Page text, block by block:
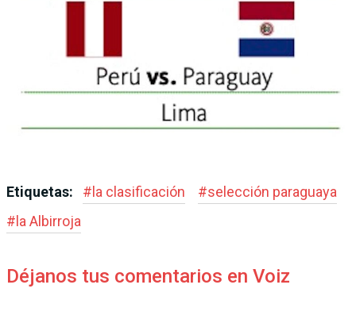
Etiquetas: # la clasificación #selección paraguaya
# la Albirroja
Déjanos tus comentarios en Voiz